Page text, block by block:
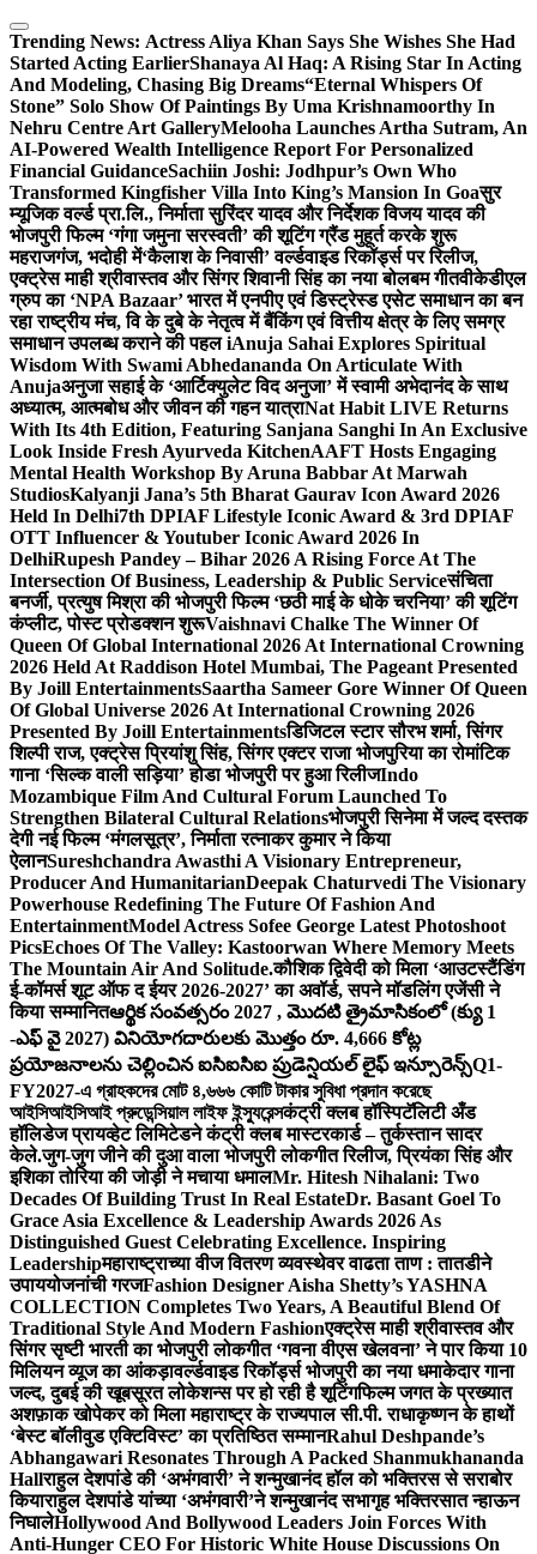
Skip
to
content
Trending News: Actress Aliya Khan Says She Wishes She Had
Started Acting EarlierShanaya Al Haq: A Rising Star In Acting
And Modeling, Chasing Big Dreams“Eternal Whispers Of
Stone” Solo Show Of Paintings By Uma Krishnamoorthy In
Nehru Centre Art GalleryMelooha Launches Artha Sutram, An
AI-Powered Wealth Intelligence Report For Personalized
Financial GuidanceSachiin Joshi: Jodhpur’s Own Who
Transformed Kingfisher Villa Into King’s Mansion In Goaसुर
म्यूजिक वर्ल्ड प्रा.लि., निर्माता सुरिंदर यादव और निर्देशक विजय यादव की
भोजपुरी फिल्म ‘गंगा जमुना सरस्वती’ की शूटिंग ग्रैंड मुहूर्त करके शुरू
महराजगंज, भदोही में‘कैलाश के निवासी’ वर्ल्डवाइड रिकॉर्ड्स पर रिलीज,
एक्ट्रेस माही श्रीवास्तव और सिंगर शिवानी सिंह का नया बोलबम गीतवीकेडीएल
ग्रुप का ‘NPA Bazaar’ भारत में एनपीए एवं डिस्ट्रेस्ड एसेट समाधान का बन
रहा राष्ट्रीय मंच, वि के दुबे के नेतृत्व में बैंकिंग एवं वित्तीय क्षेत्र के लिए समग्र
समाधान उपलब्ध कराने की पहल iAnuja Sahai Explores Spiritual
Wisdom With Swami Abhedananda On Articulate With
Anujaअनुजा सहाई के ‘आर्टिक्युलेट विद अनुजा’ में स्वामी अभेदानंद के साथ
अध्यात्म, आत्मबोध और जीवन की गहन यात्राNat Habit LIVE Returns
With Its 4th Edition, Featuring Sanjana Sanghi In An Exclusive
Look Inside Fresh Ayurveda KitchenAAFT Hosts Engaging
Mental Health Workshop By Aruna Babbar At Marwah
StudiosKalyanji Jana’s 5th Bharat Gaurav Icon Award 2026
Held In Delhi7th DPIAF Lifestyle Iconic Award & 3rd DPIAF
OTT Influencer & Youtuber Iconic Award 2026 In
DelhiRupesh Pandey – Bihar 2026 A Rising Force At The
Intersection Of Business, Leadership & Public Serviceसंचिता
बनर्जी, प्रत्युष मिश्रा की भोजपुरी फिल्म ‘छठी माई के धोके चरनिया’ की शूटिंग
कंप्लीट, पोस्ट प्रोडक्शन शुरूVaishnavi Chalke The Winner Of
Queen Of Global International 2026 At International Crowning
2026 Held At Raddison Hotel Mumbai, The Pageant Presented
By Joill EntertainmentsSaartha Sameer Gore Winner Of Queen
Of Global Universe 2026 At International Crowning 2026
Presented By Joill Entertainmentsडिजिटल स्टार सौरभ शर्मा, सिंगर
शिल्पी राज, एक्ट्रेस प्रियांशु सिंह, सिंगर एक्टर राजा भोजपुरिया का रोमांटिक
गाना ‘सिल्क वाली सड़िया’ होडा भोजपुरी पर हुआ रिलीजIndo
Mozambique Film And Cultural Forum Launched To
Strengthen Bilateral Cultural Relationsभोजपुरी सिनेमा में जल्द दस्तक
देगी नई फिल्म ‘मंगलसूत्र’, निर्माता रत्नाकर कुमार ने किया
ऐलानSureshchandra Awasthi A Visionary Entrepreneur,
Producer And HumanitarianDeepak Chaturvedi The Visionary
Powerhouse Redefining The Future Of Fashion And
EntertainmentModel Actress Sofee George Latest Photoshoot
PicsEchoes Of The Valley: Kastoorwan Where Memory Meets
The Mountain Air And Solitude.कौशिक द्विवेदी को मिला ‘आउटस्टैंडिंग
ई-कॉमर्स शूट ऑफ द ईयर 2026-2027’ का अवॉर्ड, सपने मॉडलिंग एजेंसी ने
किया सम्मानितఆర్థిక సంవత్సరం 2027 , మొదటి త్రైమాసికంలో (క్యు 1
-ఎఫ్ వై 2027) వినియోగదారులకు మొత్తం రూ. 4,666 కోట్ల
ప్రయోజనాలను చెల్లించిన ఐసిఐసిఐ ప్రుడెన్షియల్ లైఫ్ ఇన్సూరెన్స్Q1-
FY2027-এ গ্রাহকদের মোট ৪,৬৬৬ কোটি টাকার সুবিধা প্রদান করেছে
আইসিআইসিআই প্রুডেন্সিয়াল লাইফ ইন্স্যুরেন্সकंट्री क्लब हॉस्पिटॅलिटी अँड
हॉलिडेज प्रायव्हेट लिमिटेडने कंट्री क्लब मास्टरकार्ड – तुर्कस्तान सादर
केले.जुग-जुग जीने की दुआ वाला भोजपुरी लोकगीत रिलीज, प्रियंका सिंह और
इशिका तोरिया की जोड़ी ने मचाया धमालMr. Hitesh Nihalani: Two
Decades Of Building Trust In Real EstateDr. Basant Goel To
Grace Asia Excellence & Leadership Awards 2026 As
Distinguished Guest Celebrating Excellence. Inspiring
Leadershipमहाराष्ट्राच्या वीज वितरण व्यवस्थेवर वाढता ताण : तातडीने
उपाययोजनांची गरजFashion Designer Aisha Shetty’s YASHNA
COLLECTION Completes Two Years, A Beautiful Blend Of
Traditional Style And Modern Fashionएक्ट्रेस माही श्रीवास्तव और
सिंगर सृष्टी भारती का भोजपुरी लोकगीत ‘गवना वीएस खेलवना’ ने पार किया 10
मिलियन व्यूज का आंकड़ावर्ल्डवाइड रिकॉर्ड्स भोजपुरी का नया धमाकेदार गाना
जल्द, दुबई की खूबसूरत लोकेशन्स पर हो रही है शूटिंगफिल्म जगत के प्रख्यात
अशफ़ाक खोपेकर को मिला महाराष्ट्र के राज्यपाल सी.पी. राधाकृष्णन के हाथों
‘बेस्ट बॉलीवुड एक्टिविस्ट’ का प्रतिष्ठित सम्मानRahul Deshpande’s
Abhangawari Resonates Through A Packed Shanmukhananda
Hallराहुल देशपांडे की ‘अभंगवारी’ ने शन्मुखानंद हॉल को भक्तिरस से सराबोर
कियाराहुल देशपांडे यांच्या ‘अभंगवारी’ने शन्मुखानंद सभागृह भक्तिरसात न्हाऊन
निघालेHollywood And Bollywood Leaders Join Forces With
Anti-Hunger CEO For Historic White House Discussions On